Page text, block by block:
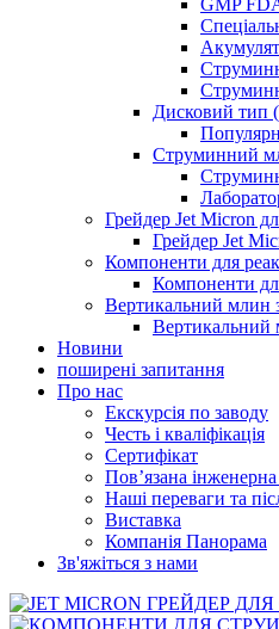
GMP
Дисковий тип
Струминний
Грейдер Jet Micron
Грейдер Jet
Компоненти для
Компоненти
Вертикальний млин
Вертикальний
Новини
поширені запитання
Про нас
Екскурсія по заводу
Честь і кваліфікація
Сертифікат
Пов’язана
Наші переваги та
Виставка
Компанія Панорама
Зв'яжіться з нами